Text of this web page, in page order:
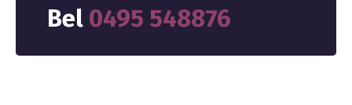
Bel 0495 548876